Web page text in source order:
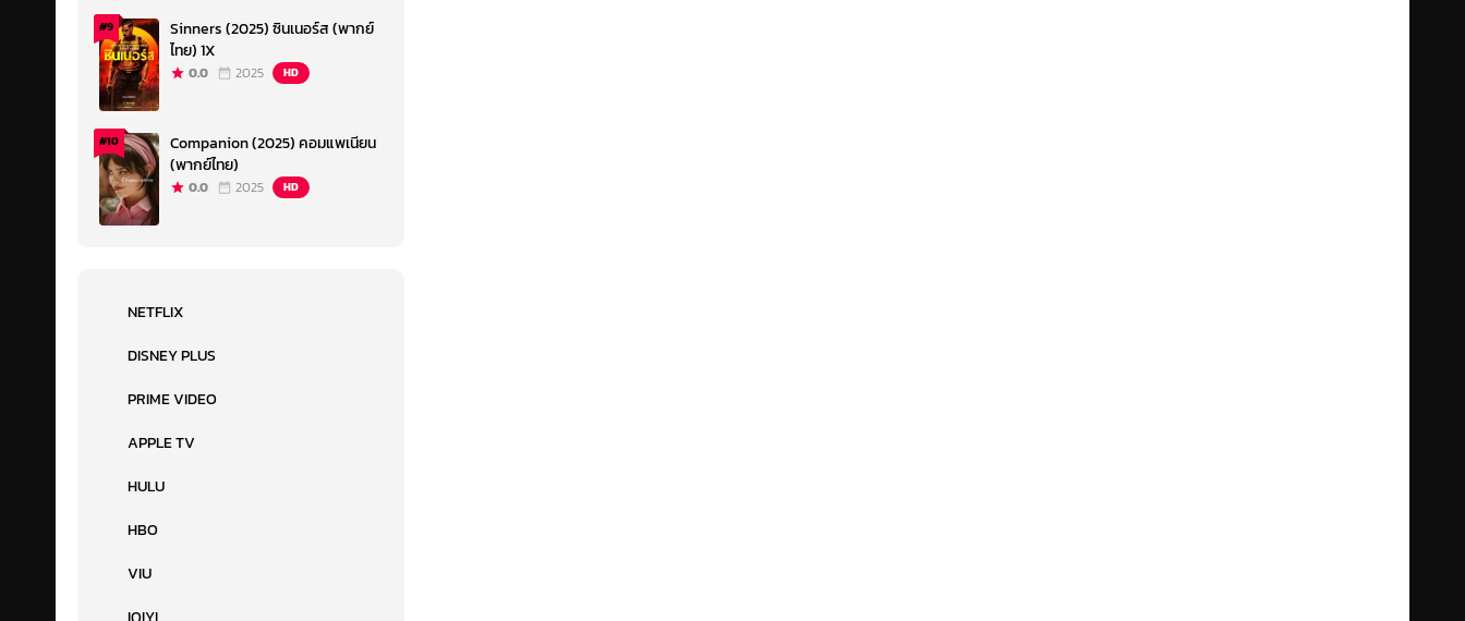
#9
Sinners (2025) ซินเนอร์ส (พากย์
ไทย) 1X
0.0 2025 HD
#10
Companion (2025) คอมแพเนียน
(พากย์ไทย)
0.0 2025 HD
NETFLIX
DISNEY PLUS
PRIME VIDEO
APPLE TV
HULU
HBO
VIU